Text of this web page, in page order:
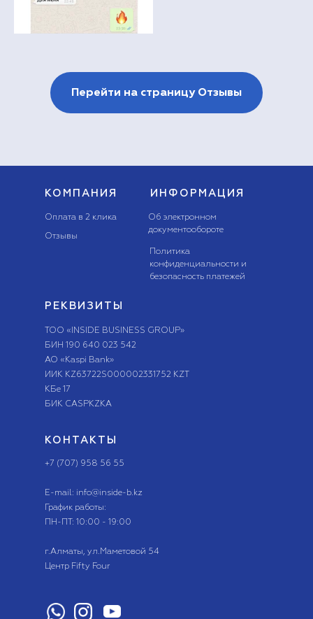
Перейти на страницу Отзывы
КОМПАНИЯ
Оплата в 2 клика
ИНФОРМАЦИЯ
РЕКВИЗИТЫ
ТОО «INSIDE BUSINESS GROUP»
БИН 190 640 023 542
АО «Kaspi Bank»
ИИК KZ63722S000002331752 KZT
КБе 17
БИК CASPKZKA
КОНТАКТЫ
+7 (707) 958 56 55
E-mail: info@inside-b.kz
График работы:
ПН-ПТ: 10:00 - 19:00
г.Алматы, ​ул.Маметовой 54
Центр Fifty Four
Отзывы
Об электронном
документообороте
Политика
конфиденциальности и
безопасность платежей